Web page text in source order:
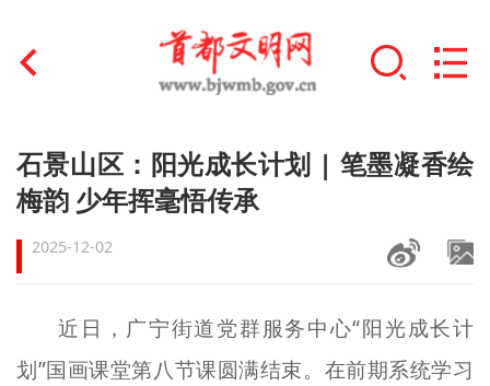
首页
文明创建
文明实践
+
未成年人思想道德建设
石景山区：阳光成长计划 | 笔墨凝香绘
梅韵 少年挥毫悟传承
2025-12-02
近日，广宁街道党群服务中心“阳光成长计
划”国画课堂第八节课圆满结束。在前期系统学习